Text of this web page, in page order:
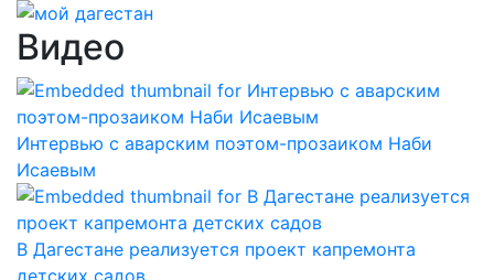
Видео
Интервью с аварским поэтом-прозаиком Наби
Исаевым
В Дагестане реализуется проект капремонта